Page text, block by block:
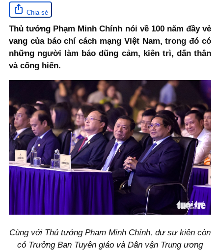
Chia sẻ
Thủ tướng Phạm Minh Chính nói về 100 năm đầy vẻ
vang của báo chí cách mạng Việt Nam, trong đó có
những người làm báo dũng cảm, kiên trì, dấn thân
và cống hiến.
Cùng với Thủ tướng Phạm Minh Chính, dự sự kiện còn
có Trưởng Ban Tuyên giáo và Dân vận Trung ương